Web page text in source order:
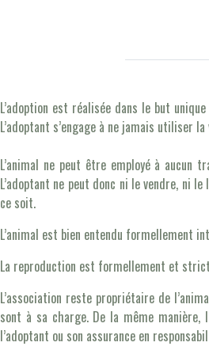
L’adoption est réalisée dans le but
L’adoptant s’engage à ne jamais utiliser
L’animal ne peut être employé à
L’adoptant ne peut donc ni le vendre, ni
ce soit.
L’animal est bien entendu formellement
La reproduction est formellement et
L’association reste propriétaire de
sont à sa charge. De la même
l’adoptant ou son assurance en